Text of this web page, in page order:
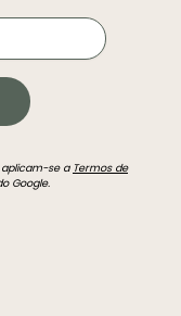
aplicam-se a Termos de
Google.